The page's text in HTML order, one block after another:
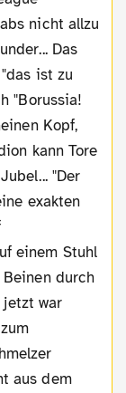
nicht allzu
Das
ist zu
"Borussia!
Kopf,
kann Tore
"Der
exakten
einem Stuhl
durch
war
aus dem